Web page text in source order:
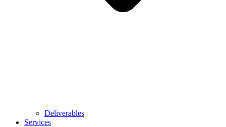
Deliverables
Services